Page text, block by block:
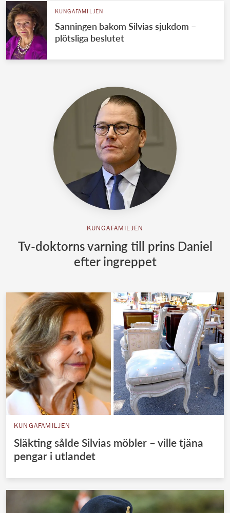
KUNGAFAMILJEN
Sanningen bakom Silvias sjukdom –
plötsliga beslutet
KUNGAFAMILJEN
Tv-doktorns varning till prins Daniel
efter ingreppet
KUNGAFAMILJEN
Släkting sålde Silvias möbler – ville tjäna
pengar i utlandet